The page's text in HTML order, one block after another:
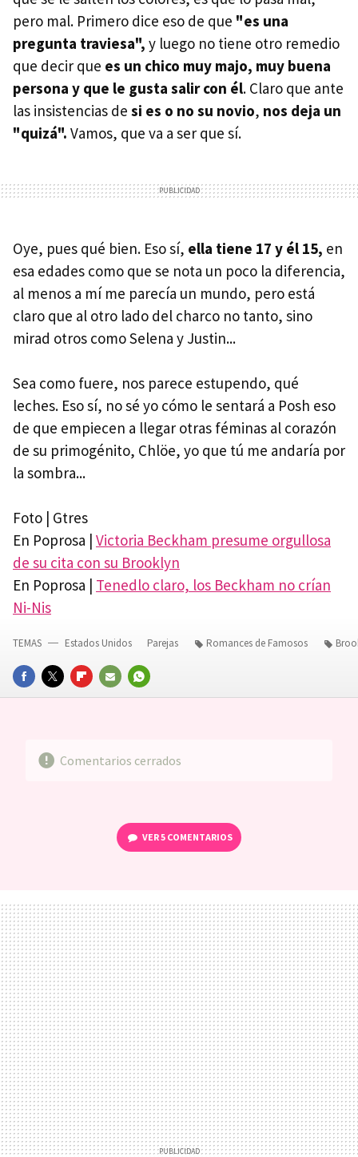
pero mal. Primero dice eso de que "es una
pregunta traviesa", y luego no tiene otro remedio
que decir que es un chico muy majo, muy buena
persona y que le gusta salir con él. Claro que ante
las insistencias de si es o no su novio, nos deja un
"quizá". Vamos, que va a ser que sí.
Oye, pues qué bien. Eso sí, ella tiene 17 y él 15, en
esa edades como que se nota un poco la diferencia,
al menos a mí me parecía un mundo, pero está
claro que al otro lado del charco no tanto, sino
mirad otros como Selena y Justin...
Sea como fuere, nos parece estupendo, qué
leches. Eso sí, no sé yo cómo le sentará a Posh eso
de que empiecen a llegar otras féminas al corazón
de su primogénito, Chlöe, yo que tú me andaría por
la sombra...
Foto | Gtres
En Poprosa | Victoria Beckham presume orgullosa
de su cita con su Brooklyn
En Poprosa | Tenedlo claro, los Beckham no crían
Ni-Nis
FACEBOOKTWITTERFLIPBOARD
E-
WHATSAPP
TEMAS Estados Unidos Parejas Romances de Famosos
Comentarios cerrados
VER5 COMENTARIOS